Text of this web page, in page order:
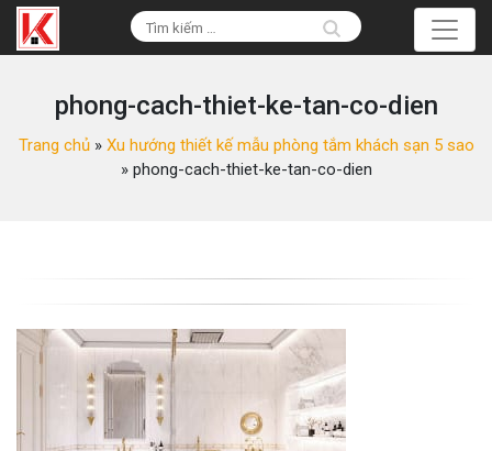
phong-cach-thiet-ke-tan-co-dien
Trang chủ» Xu hướng thiết kế mẫu phòng tắm khách sạn 5 sao
» phong-cach-thiet-ke-tan-co-dien